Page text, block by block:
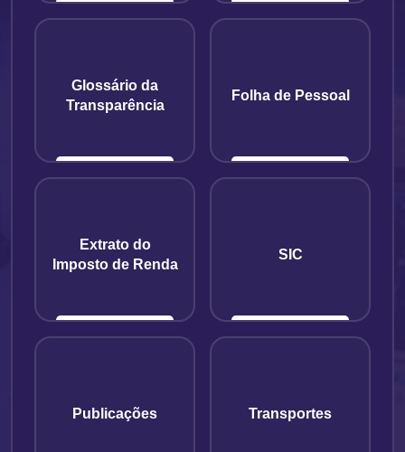
Glossário da
Transparência
Folha de Pessoal
Extrato do
Imposto de Renda
SIC
Publicações Transportes